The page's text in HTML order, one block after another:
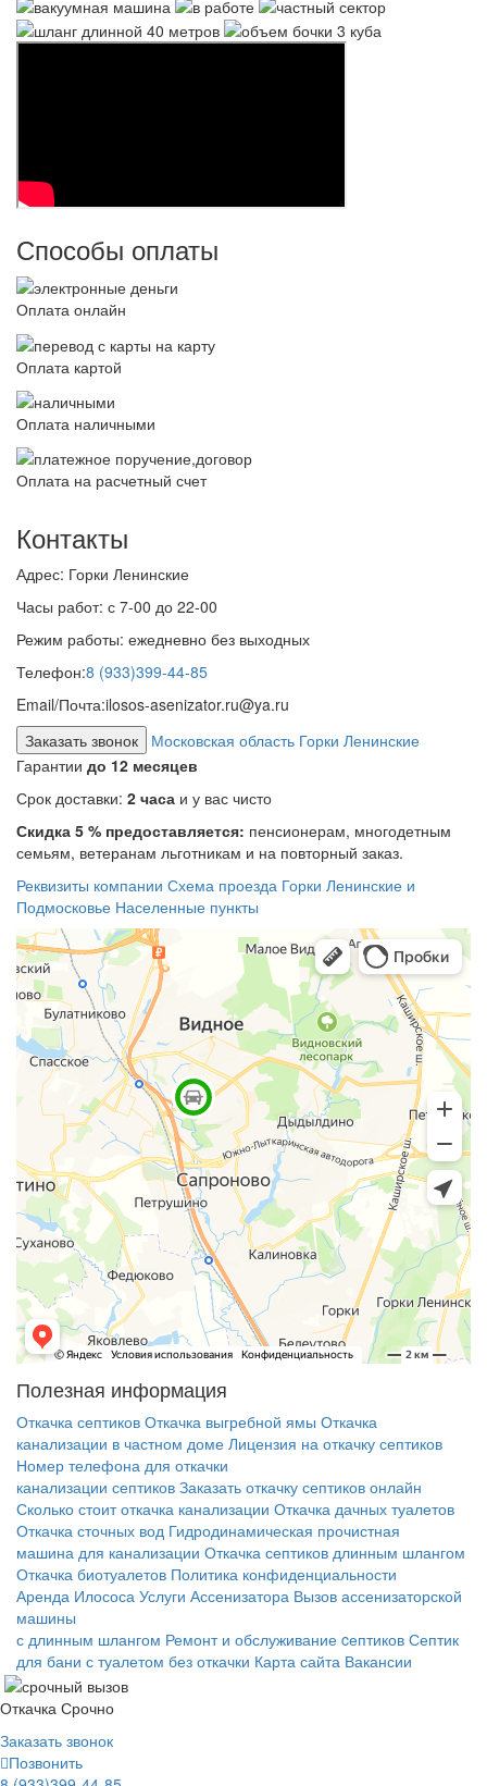
Способы оплаты
Оплата онлайн
Оплата картой
Оплата наличными
Оплата на расчетный счет
Контакты
Адрес: Горки Ленинские
Часы работ: с 7-00 до 22-00
Режим работы: ежедневно без выходных
Телефон:8 (933)399-44-85
Email/Почта:ilosos-asenizator.ru@ya.ru
Заказать звонок
Московская область Горки Ленинские
Гарантии до 12 месяцев
Срок доставки: 2 часа и у вас чисто
Скидка 5 % предоставляется: пенсионерам, многодетным
семьям, ветеранам льготникам и на повторный заказ.
Реквизиты компании Схема проезда Горки Ленинские и
Подмосковье Населенные пункты
Полезная информация
Откачка септиков Откачка выгребной ямы Откачка
канализации в частном доме Лицензия на откачку септиков
Номер телефона для откачки
канализации септиков Заказать откачку септиков онлайн
Сколько стоит откачка канализации Откачка дачных туалетов
Откачка сточных вод Гидродинамическая прочистная
машина для канализации Откачка септиков длинным шлангом
Откачка биотуалетов Политика конфиденциальности
Аренда Илососа Услуги Ассенизатора Вызов ассенизаторской
машины
с длинным шлангом Ремонт и обслуживание cептиков Септик
для бани с туалетом без откачки Карта сайта Вакансии
Откачка Срочно
Заказать звонок
Позвонить